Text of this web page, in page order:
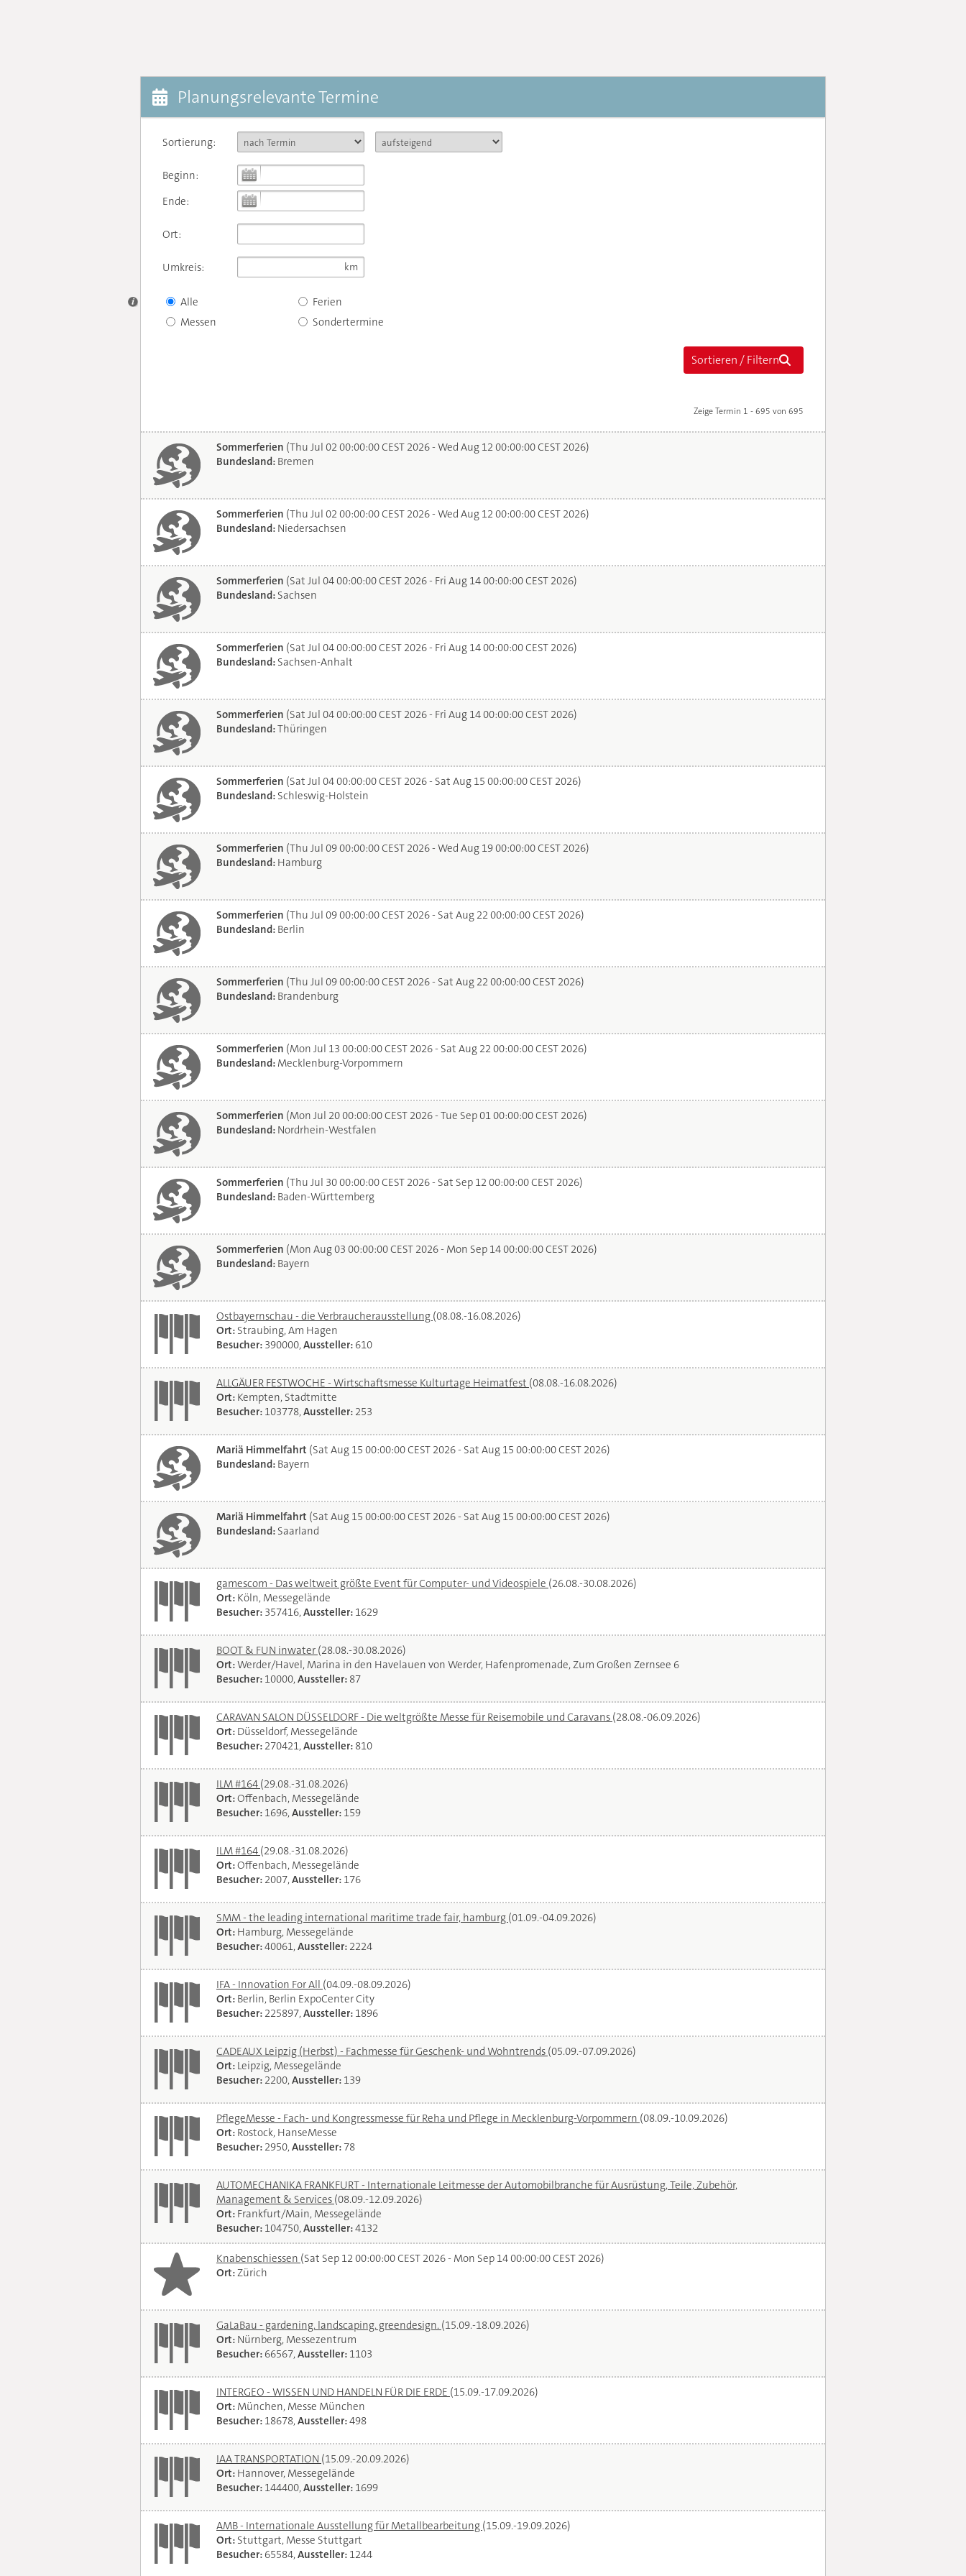
Planungsrelevante Termine
Sortierung:
Beginn:
Ende:
Ort:
Umkreis:
Alle
Messen
Ferien
Sondertermine
Zeige Termin 1 - 695 von 695
Sommerferien (Thu Jul 02 00:00:00 CEST 2026 - Wed Aug 12 00:00:00 CEST 2026)
Bundesland: Bremen
Sommerferien (Thu Jul 02 00:00:00 CEST 2026 - Wed Aug 12 00:00:00 CEST 2026)
Bundesland: Niedersachsen
Sommerferien (Sat Jul 04 00:00:00 CEST 2026 - Fri Aug 14 00:00:00 CEST 2026)
Bundesland: Sachsen
Sommerferien (Sat Jul 04 00:00:00 CEST 2026 - Fri Aug 14 00:00:00 CEST 2026)
Bundesland: Sachsen-Anhalt
Sommerferien (Sat Jul 04 00:00:00 CEST 2026 - Fri Aug 14 00:00:00 CEST 2026)
Bundesland:Thüringen
Sommerferien (Sat Jul 04 00:00:00 CEST 2026 - Sat Aug 15 00:00:00 CEST 2026)
Bundesland: Schleswig-Holstein
Sommerferien (Thu Jul 09 00:00:00 CEST 2026 - Wed Aug 19 00:00:00 CEST 2026)
Bundesland: Hamburg
Sommerferien (Thu Jul 09 00:00:00 CEST 2026 - Sat Aug 22 00:00:00 CEST 2026)
Bundesland: Berlin
Sommerferien (Thu Jul 09 00:00:00 CEST 2026 - Sat Aug 22 00:00:00 CEST 2026)
Bundesland: Brandenburg
Sommerferien (Mon Jul 13 00:00:00 CEST 2026 - Sat Aug 22 00:00:00 CEST 2026)
Bundesland: Mecklenburg-Vorpommern
Sommerferien (Mon Jul 20 00:00:00 CEST 2026 - Tue Sep 01 00:00:00 CEST 2026)
Bundesland: Nordrhein-Westfalen
Sommerferien (Thu Jul 30 00:00:00 CEST 2026 - Sat Sep 12 00:00:00 CEST 2026)
Bundesland: Baden-Württemberg
Sommerferien (Mon Aug 03 00:00:00 CEST 2026 - Mon Sep 14 00:00:00 CEST 2026)
Bundesland: Bayern
Ostbayernschau - die Verbraucherausstellung (08.08.-16.08.2026)
Ort: Straubing, Am Hagen
Besucher: 390000,Aussteller: 610
ALLGÄUER FESTWOCHE - Wirtschaftsmesse Kulturtage Heimatfest (08.08.-16.08.2026)
Ort: Kempten, Stadtmitte
Besucher: 103778,Aussteller: 253
Mariä Himmelfahrt (Sat Aug 15 00:00:00 CEST 2026 - Sat Aug 15 00:00:00 CEST 2026)
Bundesland: Bayern
Mariä Himmelfahrt (Sat Aug 15 00:00:00 CEST 2026 - Sat Aug 15 00:00:00 CEST 2026)
Bundesland: Saarland
gamescom - Das weltweit größte Event für Computer- und Videospiele (26.08.-30.08.2026)
Ort: Köln, Messegelände
Besucher: 357416,Aussteller: 1629
BOOT & FUN inwater (28.08.-30.08.2026)
Ort:Werder/Havel, Marina in den Havelauen von Werder, Hafenpromenade, Zum Großen Zernsee 6
Besucher: 10000,Aussteller: 87
CARAVAN SALON DÜSSELDORF - Die weltgrößte Messe für Reisemobile und Caravans (28.08.-06.09.2026)
Ort: Düsseldorf, Messegelände
Besucher: 270421,Aussteller: 810
ILM #164 (29.08.-31.08.2026)
Ort:Offenbach, Messegelände
Besucher: 1696,Aussteller: 159
ILM #164 (29.08.-31.08.2026)
Ort:Offenbach, Messegelände
Besucher: 2007,Aussteller: 176
SMM - the leading international maritime trade fair, hamburg (01.09.-04.09.2026)
Ort: Hamburg, Messegelände
Besucher:40061,Aussteller: 2224
IFA - Innovation For All (04.09.-08.09.2026)
Ort: Berlin, Berlin ExpoCenter City
Besucher: 225897,Aussteller: 1896
CADEAUX Leipzig (Herbst) - Fachmesse für Geschenk- und Wohntrends (05.09.-07.09.2026)
Ort: Leipzig, Messegelände
Besucher: 2200,Aussteller: 139
PflegeMesse - Fach- und Kongressmesse für Reha und Pflege in Mecklenburg-Vorpommern (08.09.-10.09.2026)
Ort: Rostock, HanseMesse
Besucher: 2950,Aussteller: 78
AUTOMECHANIKA FRANKFURT - Internationale Leitmesse der Automobilbranche für Ausrüstung, Teile, Zubehör,
Management & Services (08.09.-12.09.2026)
Ort: Frankfurt/Main, Messegelände
Besucher: 104750,Aussteller:4132
Knabenschiessen (Sat Sep 12 00:00:00 CEST 2026 - Mon Sep 14 00:00:00 CEST 2026)
Ort:Zürich
GaLaBau - gardening. landscaping. greendesign. (15.09.-18.09.2026)
Ort: Nürnberg, Messezentrum
Besucher: 66567,Aussteller: 1103
INTERGEO - WISSEN UND HANDELN FÜR DIE ERDE (15.09.-17.09.2026)
Ort: München, Messe München
Besucher: 18678,Aussteller:498
IAA TRANSPORTATION (15.09.-20.09.2026)
Ort: Hannover, Messegelände
Besucher: 144400,Aussteller: 1699
AMB - Internationale Ausstellung für Metallbearbeitung (15.09.-19.09.2026)
Ort: Stuttgart, Messe Stuttgart
Besucher: 65584,Aussteller: 1244